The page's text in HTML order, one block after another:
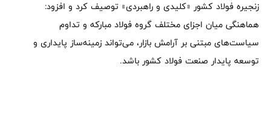
زنجیره فولاد کشور «کلیدی و راهبردی» توصیف کرد و افزود:
هماهنگی میان اجزای مختلف گروه فولاد مبارکه و تداوم
سیاست‌های مبتنی بر آرامش بازار، می‌تواند زمینه‌ساز پایداری و
توسعه پایدار صنعت فولاد کشور باشد.